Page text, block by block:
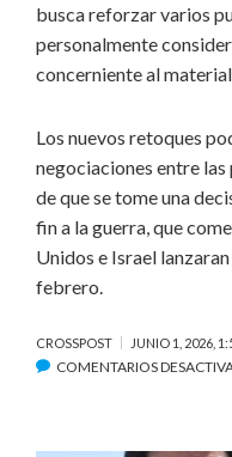
busca reforzar varios
personalmente
concerniente al
Los nuevos retoques
negociaciones entre
de que se tome una
fin a la guerra, que
Unidos e Israel
febrero.
CROSSPOST JUNIO 1, 2026,
COMENTARIOS